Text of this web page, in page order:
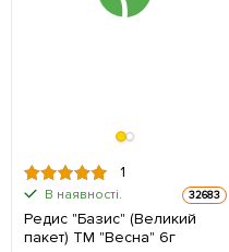
1
В наявності. 32683
Редис "Базис" (Великий
пакет) ТМ "Весна" 6г